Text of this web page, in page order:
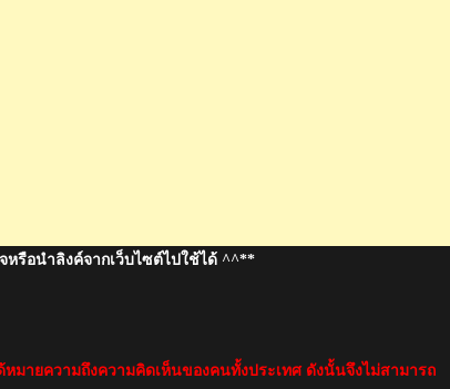
รือนำลิงค์จากเว็บไซต์ไปใช้ได้ ^^**
มายความถึงความคิดเห็นของคนทั้งประเทศ ดังนั้นจึงไม่สามารถ